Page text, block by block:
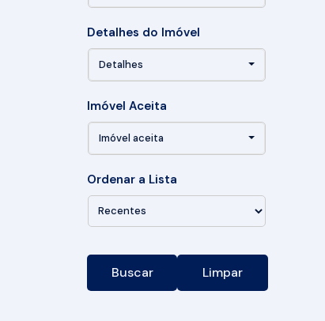
Detalhes do Imóvel
Detalhes
Imóvel Aceita
Imóvel aceita
Ordenar a Lista
Buscar Limpar